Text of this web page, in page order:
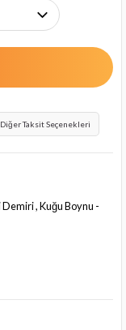
Diğer Taksit Seçenekleri
, Kuğu Boynu -